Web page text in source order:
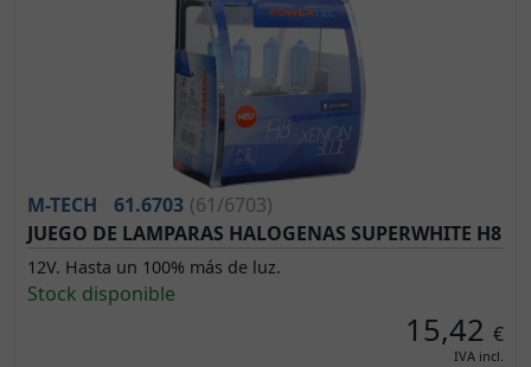
M-TECH 61.6703 (61/6703)
JUEGO DE LAMPARAS HALOGENAS SUPERWHITE H8
12V. Hasta un 100% más de luz.
Stock disponible
15,42 €
IVA incl.